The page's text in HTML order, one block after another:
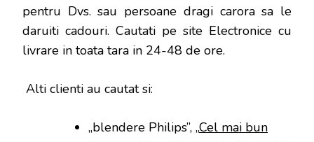
pentru Dvs. sau persoane dragi carora sa le
daruiti cadouri. Cautati pe site Electronice cu
livrare in toata tara in 24-48 de ore.
Alti clienti au cautat si:
„blendere Philips”, „Cel mai bun